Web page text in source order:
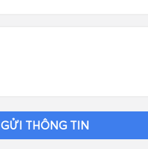
GỬI THÔNG TIN